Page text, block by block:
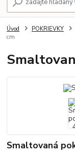
Úvod POKRIEVKY
cm
Smaltovaná